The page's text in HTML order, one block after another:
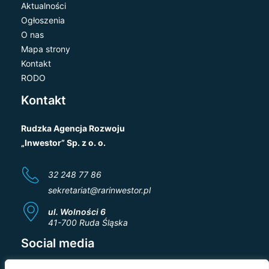
Aktualności
Ogłoszenia
O nas
Mapa strony
Kontakt
RODO
Kontakt
Rudzka Agencja Rozwoju
„Inwestor” Sp. z o. o.
32 248 77 86
sekretariat@rarinwestor.pl
ul. Wolności 6
41-700 Ruda Śląska
Social media